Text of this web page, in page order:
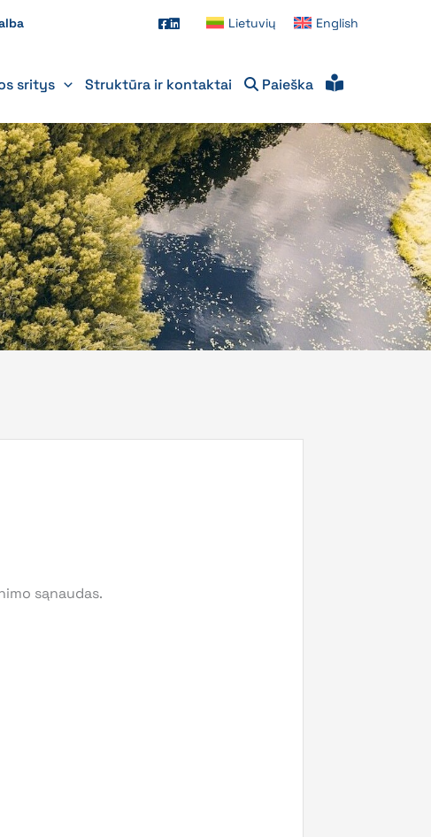
Lietuvių English
sritys Struktūra ir kontaktai Paieška
sąnaudas.